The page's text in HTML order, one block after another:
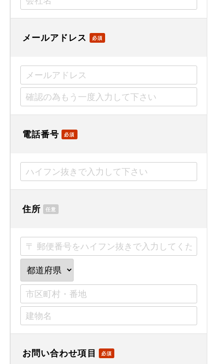
メールアドレス 必須
電話番号 必須
住所 任意
お問い合わせ項目 必須